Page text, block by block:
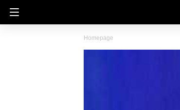
Homepage